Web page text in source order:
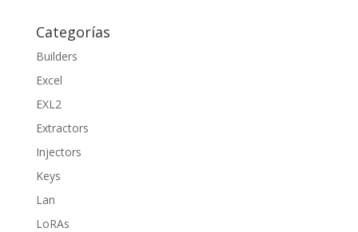
Categorías
Builders
Excel
EXL2
Extractors
Injectors
Keys
Lan
LoRAs